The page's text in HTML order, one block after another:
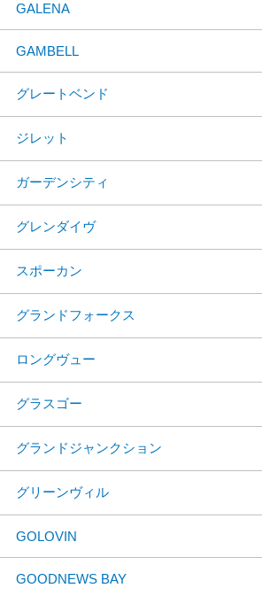
GALENA
GAMBELL
グレートベンド
ジレット
ガーデンシティ
グレンダイヴ
スポーカン
グランドフォークス
ロングヴュー
グラスゴー
グランドジャンクション
グリーンヴィル
GOLOVIN
GOODNEWS BAY